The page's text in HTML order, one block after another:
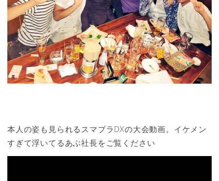
本人の姿も見られるスマブラDXの大会動画。イケメン
すぎて浮いてるあぶ社長をご覧ください